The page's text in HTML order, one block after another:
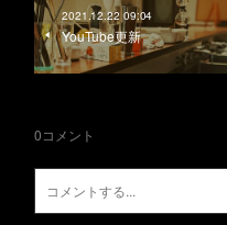
2021.12.22 09:04
YouTube更新
0コメント